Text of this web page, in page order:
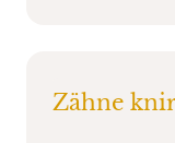
Zähne